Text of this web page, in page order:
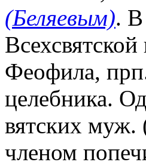
(Беляевым). В
Феофила,
целебника.
вятских муж.
членом